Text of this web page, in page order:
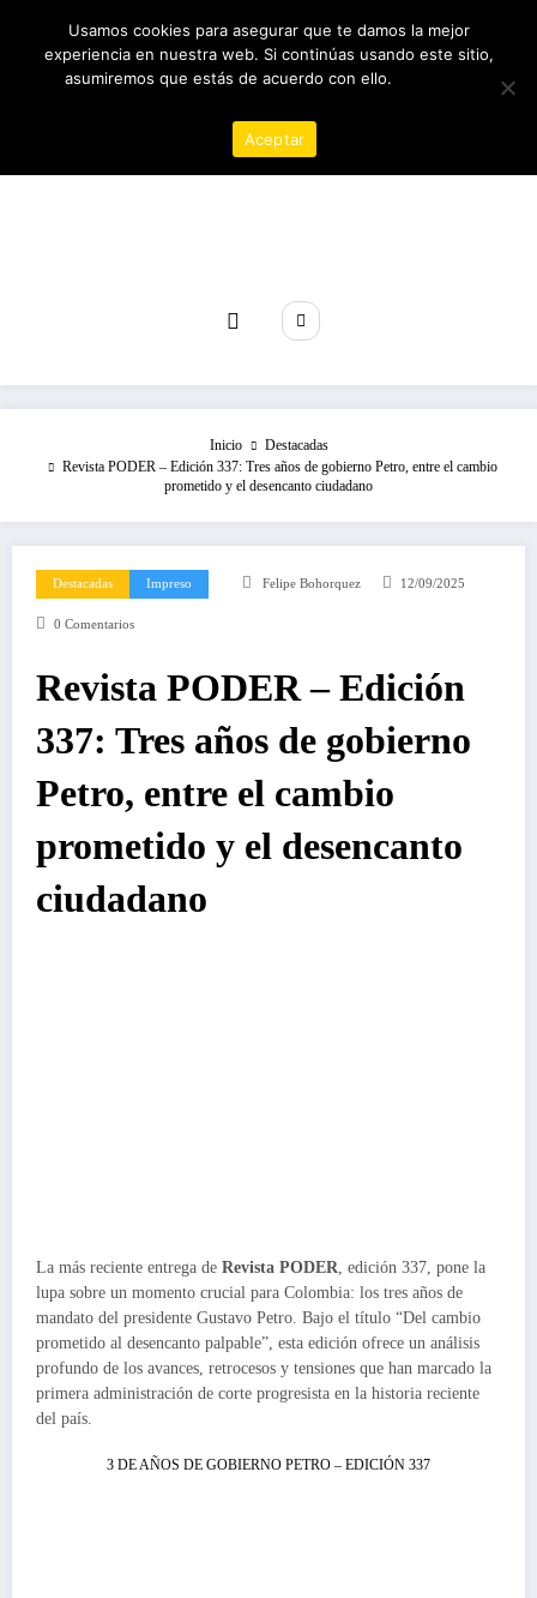
contenido
07/08/2026 3:57:19 PM
Inicio
Destacadas
Revista PODER – Edición 337: Tres años de gobierno Petro, entre el cambio
prometido y el desencanto ciudadano
Destacadas Impreso Felipe Bohorquez 12/09/2025
0 Comentarios
Revista PODER – Edición
337: Tres años de gobierno
Petro, entre el cambio
prometido y el desencanto
ciudadano
La más reciente entrega de Revista PODER , edición 337, pone la
lupa sobre un momento crucial para Colombia: los tres años de
mandato del presidente Gustavo Petro. Bajo el título “Del cambio
prometido al desencanto palpable”, esta edición ofrece un análisis
profundo de los avances, retrocesos y tensiones que han marcado la
primera administración de corte progresista en la historia reciente
del país.
3 DE AÑOS DE GOBIERNO PETRO – EDICIÓN 337
Usamos cookies para asegurar que te damos la mejor
experiencia en nuestra web. Si continúas usando este sitio,
asumiremos que estás de acuerdo con ello.
Aceptar